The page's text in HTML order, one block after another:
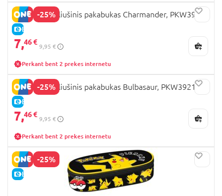
-25%
E-KAINA
POKEMON pliušinis pakabukas Charmander, PKW3920
7,46 €
9,95 €
Perkant bent 2 prekes internetu
-25%
E-KAINA
POKEMON pliušinis pakabukas Bulbasaur, PKW3921
7,46 €
9,95 €
Perkant bent 2 prekes internetu
-25%
E-KAINA